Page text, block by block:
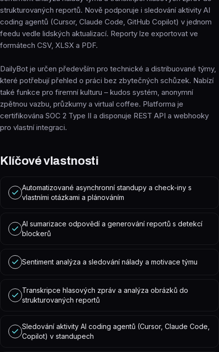
strukturovaných reportů. Nově podporuje i sledování aktivity AI
coding agentů (Cursor, Claude Code, GitHub Copilot) v jednom
feedu vedle lidských aktualizací. Reporty lze exportovat ve
formátech CSV, XLSX a PDF.
DailyBot je určen především pro technické a distribuované týmy,
které potřebují přehled o práci bez zbytečných schůzek. Nabízí
také funkce pro firemní kulturu – kudos systém, anonymní
zpětnou vazbu, průzkumy a virtual coffee. Platforma je
certifikována SOC 2 Type II a disponuje REST API a webhooky
pro vlastní integraci.
Klíčové vlastnosti
Automatizované asynchronní standupy a check-iny s
vlastními otázkami a plánováním
AI sumarizace odpovědí a generování reportů s detekcí
blockerů
Sentiment analýza a sledování nálady a motivace týmu
Transkripce hlasových zpráv a analýza obrázků do
strukturovaných reportů
Sledování aktivity AI coding agentů (Cursor, Claude Code,
Copilot) v standupech